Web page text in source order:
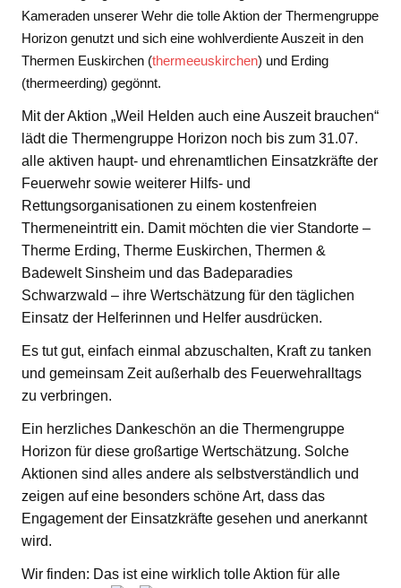
Kameraden unserer Wehr die tolle Aktion der Thermengruppe
Horizon genutzt und sich eine wohlverdiente Auszeit in den
Thermen Euskirchen (thermeeuskirchen) und Erding
(thermeerding) gegönnt.
Mit der Aktion „Weil Helden auch eine Auszeit brauchen“
lädt die Thermengruppe Horizon noch bis zum 31.07.
alle aktiven haupt- und ehrenamtlichen Einsatzkräfte der
Feuerwehr sowie weiterer Hilfs- und
Rettungsorganisationen zu einem kostenfreien
Thermeneintritt ein. Damit möchten die vier Standorte –
Therme Erding, Therme Euskirchen, Thermen &
Badewelt Sinsheim und das Badeparadies
Schwarzwald – ihre Wertschätzung für den täglichen
Einsatz der Helferinnen und Helfer ausdrücken.
Es tut gut, einfach einmal abzuschalten, Kraft zu tanken
und gemeinsam Zeit außerhalb des Feuerwehralltags
zu verbringen.
Ein herzliches Dankeschön an die Thermengruppe
Horizon für diese großartige Wertschätzung. Solche
Aktionen sind alles andere als selbstverständlich und
zeigen auf eine besonders schöne Art, dass das
Engagement der Einsatzkräfte gesehen und anerkannt
wird.
Wir finden: Das ist eine wirklich tolle Aktion für alle